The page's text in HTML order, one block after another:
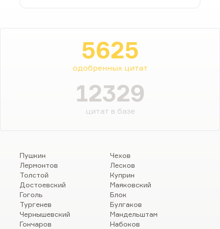
5625
одобренных цитат
12329
цитат в базе
Пушкин
Лермонтов
Толстой
Достоевский
Гоголь
Тургенев
Чернышевский
Гончаров
Чехов
Лесков
Куприн
Маяковский
Блок
Булгаков
Мандельштам
Набоков